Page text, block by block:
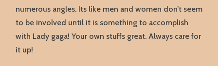
numerous angles. Its like men and women don’t seem
to be involved until it is something to accomplish
with Lady gaga! Your own stuffs great. Always care for
it up!